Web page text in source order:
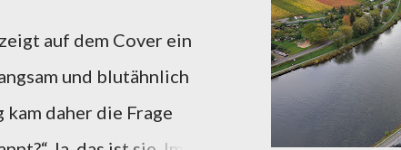
auf dem Cover ein
und blutähnlich
daher die Frage